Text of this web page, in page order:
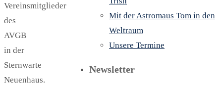
Vereinsmitglieder
des
AVGB
in der
Sternwarte
Neuenhaus.
Mit der Astromaus Tom in den
Weltraum
Unsere Termine
Newsletter